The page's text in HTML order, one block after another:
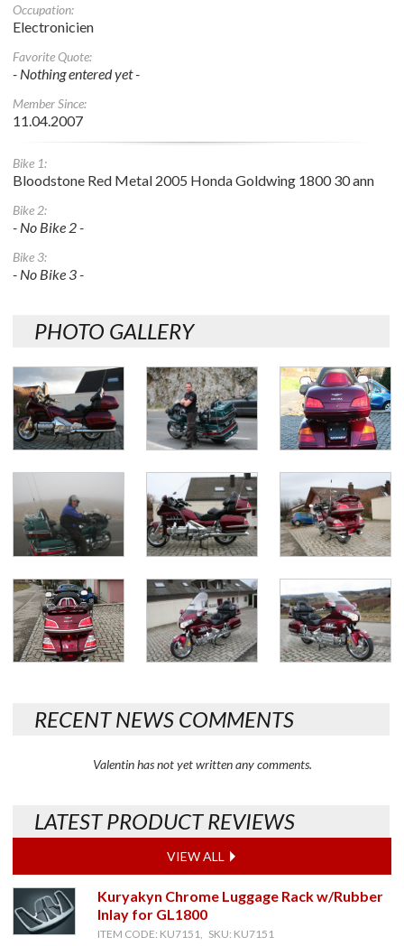
Occupation:
Electronicien
Favorite Quote:
- Nothing entered yet -
Member Since:
11.04.2007
Bike 1:
Bloodstone Red Metal 2005 Honda Goldwing 1800 30 ann
Bike 2:
- No Bike 2 -
Bike 3:
- No Bike 3 -
PHOTO GALLERY
RECENT NEWS COMMENTS
Valentin has not yet written any comments.
LATEST PRODUCT REVIEWS
VIEW ALL
Kuryakyn Chrome Luggage Rack w/Rubber
Inlay for GL1800
ITEM CODE: KU7151, SKU: KU7151